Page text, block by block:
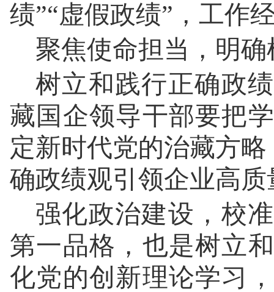
绩”“虚假政绩”，工作
聚焦使命担当，明
树立和践行正确政
藏国企领导干部要把
定新时代党的治藏方
确政绩观引领企业高
强化政治建设，校
第一品格，也是树立
化党的创新理论学习